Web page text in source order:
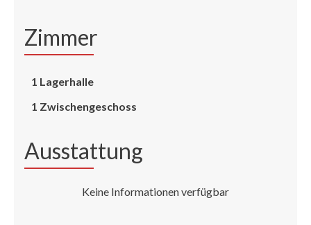
Zimmer
1 Lagerhalle
1 Zwischengeschoss
Ausstattung
Keine Informationen verfügbar